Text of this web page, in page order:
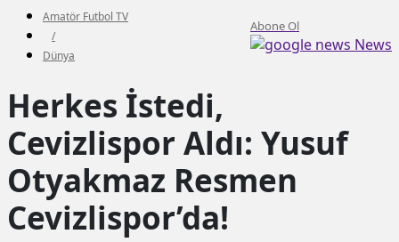
Amatör Futbol TV
/
Dünya
Abone Ol
News
Herkes İstedi,
Cevizlispor Aldı: Yusuf
Otyakmaz Resmen
Cevizlispor’da!